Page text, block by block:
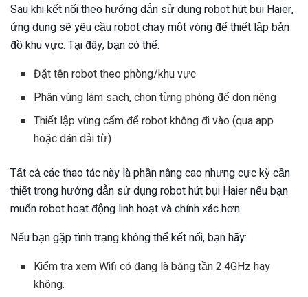
Sau khi kết nối theo hướng dẫn sử dụng robot hút bụi Haier,
ứng dụng sẽ yêu cầu robot chạy một vòng để thiết lập bản
đồ khu vực. Tại đây, bạn có thể:
Đặt tên robot theo phòng/khu vực
Phân vùng làm sạch, chọn từng phòng để dọn riêng
Thiết lập vùng cấm để robot không đi vào (qua app
hoặc dán dải từ)
Tất cả các thao tác này là phần nâng cao nhưng cực kỳ cần
thiết trong hướng dẫn sử dụng robot hút bụi Haier nếu bạn
muốn robot hoạt động linh hoạt và chính xác hơn.
Nếu bạn gặp tình trạng không thể kết nối, bạn hãy:
Kiểm tra xem Wifi có đang là băng tần 2.4GHz hay
không.